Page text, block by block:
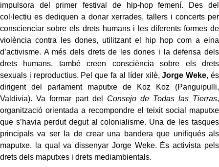
impulsora del primer festival de hip-hop femení. Des del
col·lectiu es dediquen a donar xerrades, tallers i concerts per
conscienciar sobre els drets humans i les diferents formes de
violència contra les dones, utilitzant el hip hop com a eina
d’activisme. A més dels drets de les dones i la defensa dels
drets humans, també creen consciència sobre els drets
sexuals i reproductius. Pel que fa al líder xilè,Jorge Weke, és
dirigent del parlament maputxe de Koz Koz (Panguipulli,
Valdivia). Va formar part del Consejo de Todas las Tierras,
organització orientada a recompondre el teixit social maputxe
que s’havia perdut degut al colonialisme. Una de les tasques
principals va ser la de crear una bandera que unifiqués als
maputxe, la qual va dissenyar Jorge Weke. És activista pels
drets dels maputxes i drets mediambientals.